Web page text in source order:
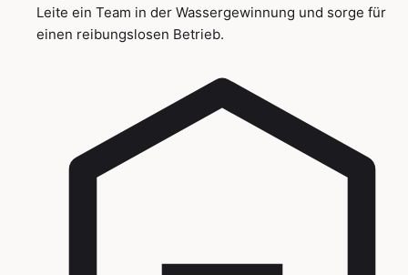
Leite ein Team in der Wassergewinnung und sorge für
einen reibungslosen Betrieb.